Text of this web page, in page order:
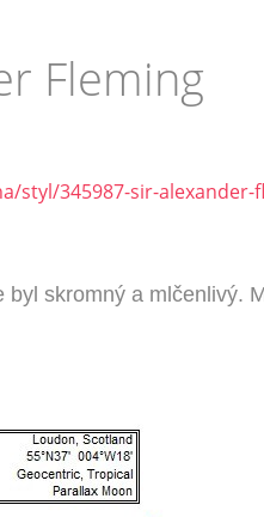
Fleming
styl/345987-sir-
skromný a mlčenlivý.